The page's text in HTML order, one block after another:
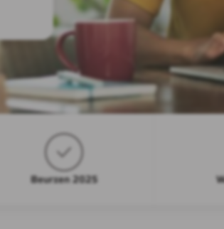
Beurzen 2025